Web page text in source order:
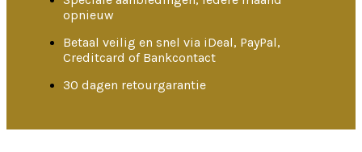
opnieuw
Betaal veilig en snel via iDeal, PayPal,
Creditcard of Bankcontact
30 dagen retourgarantie